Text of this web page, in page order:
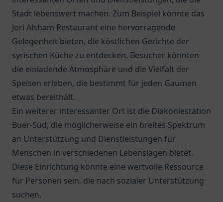
Stadt lebenswert machen. Zum Beispiel könnte das
Jori Alsham Restaurant eine hervorragende
Gelegenheit bieten, die köstlichen Gerichte der
syrischen Küche zu entdecken. Besucher könnten
die einladende Atmosphäre und die Vielfalt der
Speisen erleben, die bestimmt für jeden Gaumen
etwas bereithält.
Ein weiterer interessanter Ort ist die Diakoniestation
Buer-Süd, die möglicherweise ein breites Spektrum
an Unterstützung und Dienstleistungen für
Menschen in verschiedenen Lebenslagen bietet.
Diese Einrichtung könnte eine wertvolle Ressource
für Personen sein, die nach sozialer Unterstützung
suchen.